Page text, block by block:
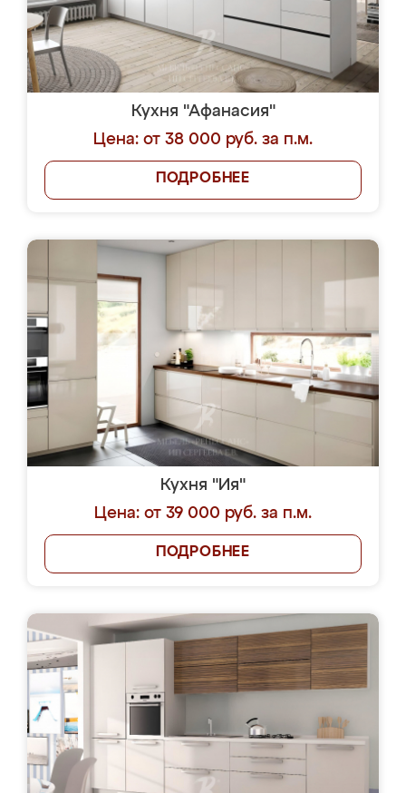
Кухня "Афанасия"
Цена: от 38 000 руб. за п.м.
ПОДРОБНЕЕ
Кухня "Ия"
Цена: от 39 000 руб. за п.м.
ПОДРОБНЕЕ